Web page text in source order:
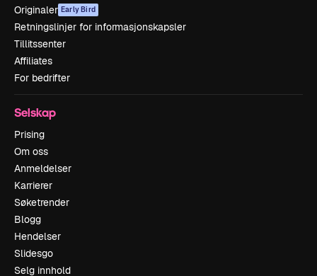
Originaler Early Bird
Retningslinjer for informasjonskapsler
Tillitssenter
Affiliates
For bedrifter
Selskap
Prising
Om oss
Anmeldelser
Karrierer
Søketrender
Blogg
Hendelser
Slidesgo
Selg innhold